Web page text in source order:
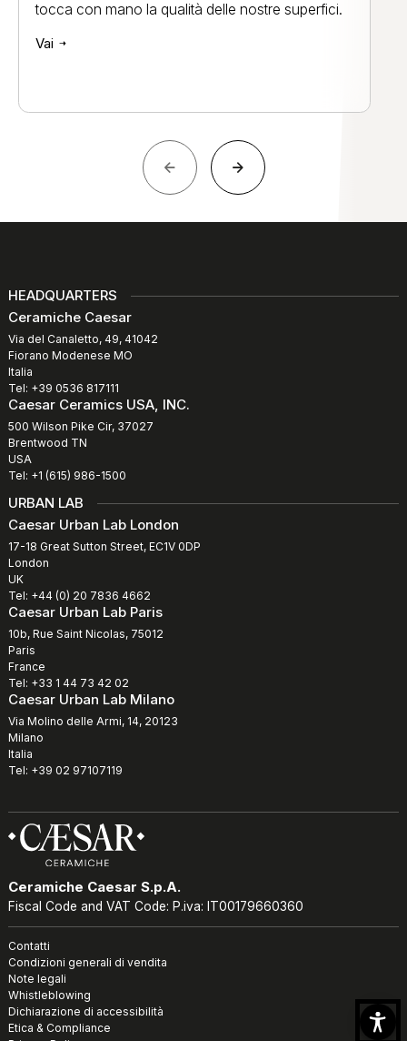
tocca con mano la qualità delle nostre superfici.
Vai
HEADQUARTERS
Ceramiche Caesar
Via del Canaletto, 49, 41042
Fiorano Modenese MO
Italia
Tel: +39 0536 817111
Caesar Ceramics USA, INC.
500 Wilson Pike Cir, 37027
Brentwood TN
USA
Tel: +1 (615) 986-1500
URBAN LAB
Caesar Urban Lab London
17-18 Great Sutton Street, EC1V 0DP
London
UK
Tel: +44 (0) 20 7836 4662
Caesar Urban Lab Paris
10b, Rue Saint Nicolas, 75012
Paris
France
Tel: +33 1 44 73 42 02
Caesar Urban Lab Milano
Via Molino delle Armi, 14, 20123
Milano
Italia
Tel: +39 02 97107119
Ceramiche Caesar S.p.A.
Fiscal Code and VAT Code: P.iva: IT00179660360
Contatti
Condizioni generali di vendita
Note legali
Whistleblowing
Dichiarazione di accessibilità
Etica & Compliance